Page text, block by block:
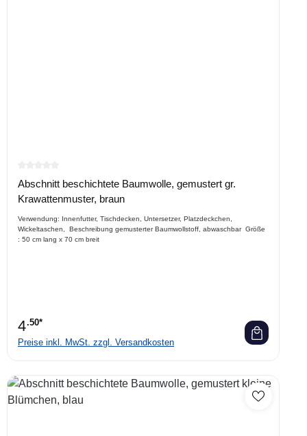
Durchschnittliche Bewertung von 0 von 5 Sternen
Abschnitt beschichtete Baumwolle, gemustert gr.
Krawattenmuster, braun
Verwendung: Innenfutter, Tischdecken, Untersetzer, Platzdeckchen,
Wickeltaschen, Beschreibung gemusterter Baumwollstoff, abwaschbar Größe
: 50 cm lang x 70 cm breit
4.50*
Preise inkl. MwSt. zzgl. Versandkosten